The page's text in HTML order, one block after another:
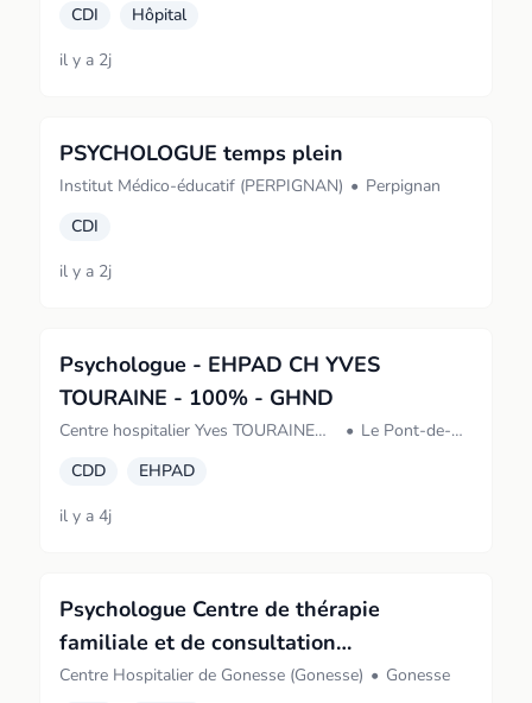
CDI
Hôpital
il y a 2j
PSYCHOLOGUE temps plein
Institut Médico-éducatif (PERPIGNAN) • Perpignan
CDI
il y a 2j
Psychologue - EHPAD CH YVES
TOURAINE - 100% - GHND
Centre hospitalier Yves TOURAINE
• Le Pont-de-
CDD
EHPAD
il y a 4j
Psychologue Centre de thérapie
familiale et de consultation
transculturelle (CTFCT)Centre Hospitalier de Gonesse (Gonesse) • Gonesse